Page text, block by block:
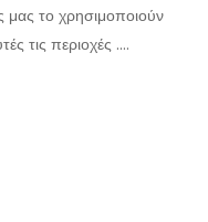
μας το χρησιμοποιούν
τις περιοχές .